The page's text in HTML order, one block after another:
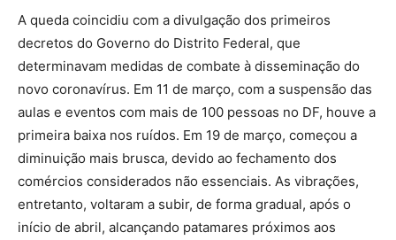
A queda coincidiu com a divulgação dos primeiros
decretos do Governo do Distrito Federal, que
determinavam medidas de combate à disseminação do
novo coronavírus. Em 11 de março, com a suspensão das
aulas e eventos com mais de 100 pessoas no DF, houve a
primeira baixa nos ruídos. Em 19 de março, começou a
diminuição mais brusca, devido ao fechamento dos
comércios considerados não essenciais. As vibrações,
entretanto, voltaram a subir, de forma gradual, após o
início de abril, alcançando patamares próximos aos